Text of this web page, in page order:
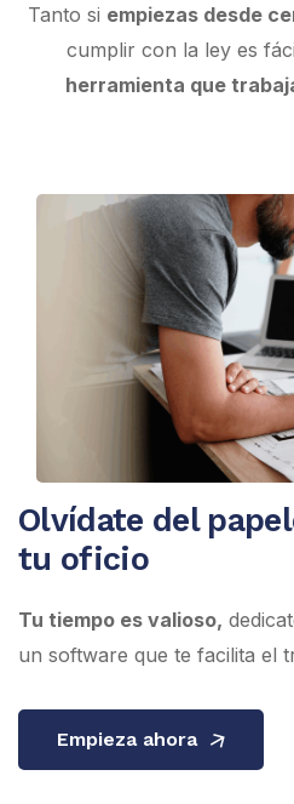
Tanto si empiezas desde
cumplir con la ley es
herramienta que
Olvídate del
tu oficio
Tu tiempo es valioso,
un software que te facilita el
Empieza ahora